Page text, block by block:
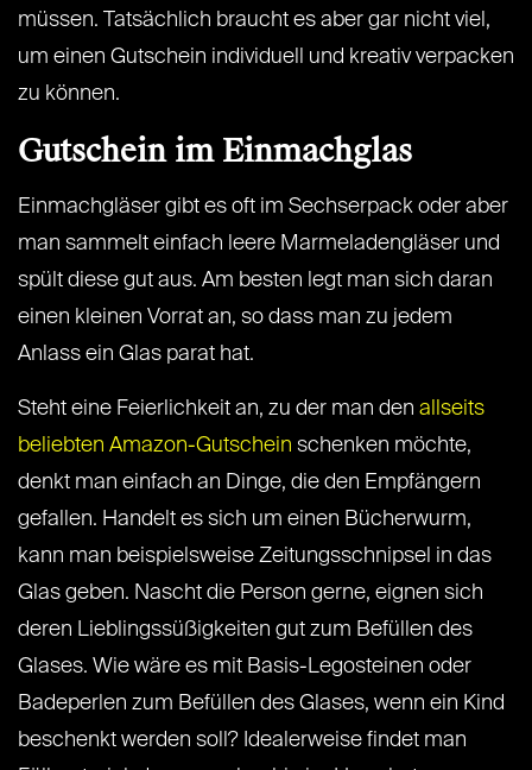
müssen. Tatsächlich braucht es aber gar nicht viel,
um einen Gutschein individuell und kreativ verpacken
zu können.
Gutschein im Einmachglas
Einmachgläser gibt es oft im Sechserpack oder aber
man sammelt einfach leere Marmeladengläser und
spült diese gut aus. Am besten legt man sich daran
einen kleinen Vorrat an, so dass man zu jedem
Anlass ein Glas parat hat.
Steht eine Feierlichkeit an, zu der man den allseits
beliebten Amazon-Gutschein schenken möchte,
denkt man einfach an Dinge, die den Empfängern
gefallen. Handelt es sich um einen Bücherwurm,
kann man beispielsweise Zeitungsschnipsel in das
Glas geben. Nascht die Person gerne, eignen sich
deren Lieblingssüßigkeiten gut zum Befüllen des
Glases. Wie wäre es mit Basis-Legosteinen oder
Badeperlen zum Befüllen des Glases, wenn ein Kind
beschenkt werden soll? Idealerweise findet man